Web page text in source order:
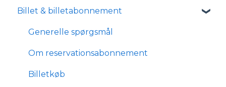
Hvad indeholder Klub Aros?
Tilmelding og medlemskab
Information om Ceres Park Vejlby
Transport og parkering
Forhold for handicappede og
Billet & billetabonnement
Generelle spørgsmål
Om reservationsabonnement
Billetkøb